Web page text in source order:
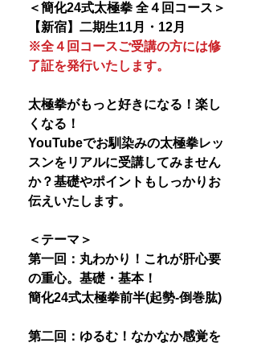
＜簡化24式太極拳 全４回コース＞
【新宿】二期生11月・12月
※全４回コースご受講の方には修
了証を発行いたします。
太極拳がもっと好きになる！楽し
くなる！
YouTubeでお馴染みの太極拳レッ
スンをリアルに受講してみません
か？基礎やポイントもしっかりお
伝えいたします。
＜テーマ＞
第一回：丸わかり！これが肝心要
の重心。基礎・基本！
簡化24式太極拳前半(起勢-倒巻肱)
第二回：ゆるむ！なかなか感覚を